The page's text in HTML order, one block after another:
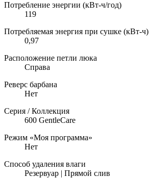
Потребление энергии (кВт-ч/год)
119
Потребляемая энергия при сушке (кВт-ч)
0,97
Расположение петли люка
Справа
Реверс барбана
Нет
Серия / Коллекция
600 GentleCare
Режим «Моя программа»
Нет
Способ удаления влаги
Резервуар | Прямой слив